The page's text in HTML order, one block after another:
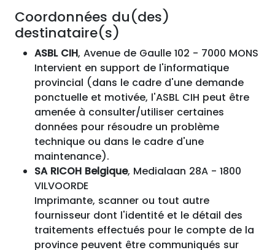
Coordonnées du(des)
destinataire(s)
ASBL CIH, Avenue de Gaulle 102 - 7000 MONS
Intervient en support de l'informatique
provincial (dans le cadre d'une demande
ponctuelle et motivée, l'ASBL CIH peut être
amenée à consulter/utiliser certaines
données pour résoudre un problème
technique ou dans le cadre d'une
maintenance).
SA RICOH Belgique, Medialaan 28A - 1800
VILVOORDE
Imprimante, scanner ou tout autre
fournisseur dont l'identité et le détail des
traitements effectués pour le compte de la
province peuvent être communiqués sur